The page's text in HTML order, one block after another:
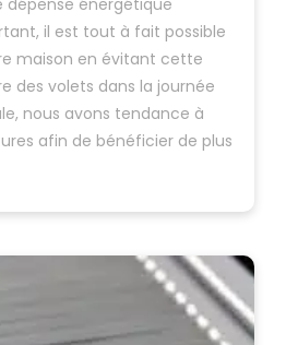
dépense énergétique
il est tout à fait possible
maison en évitant cette
des volets dans la journée
nous avons tendance à
afin de bénéficier de plus